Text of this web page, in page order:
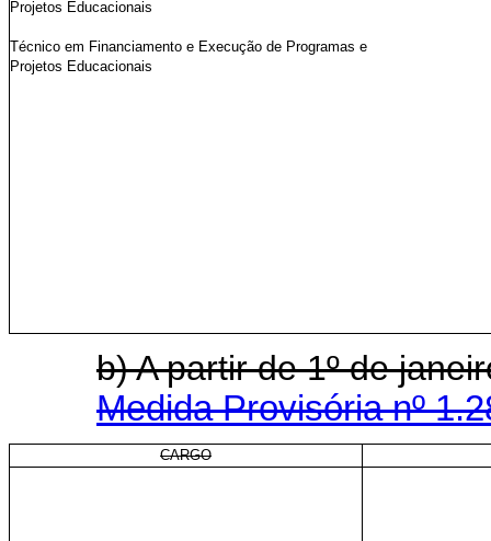
Projetos Educacionais
Técnico em Financiamento e Execução de Programas e
Projetos Educacionais
b) A partir de 1º de
Medida Provisória nº
CARGO